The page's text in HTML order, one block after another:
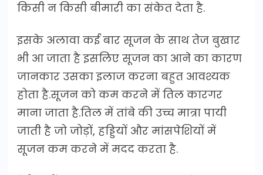
किसी न किसी बीमारी का संकेत देता है.
इसके अलावा कई बार सूजन के साथ तेज बुखार
भी आ जाता है इसलिए सूजन का आने का कारण
जानकार उसका इलाज करना बहुत आवश्यक
होता है.सूजन को कम करने में तिल कारगर
माना जाता है.तिल में तांबे की उच्च मात्रा पायी
जाती है जो जोड़ों, हड्डियों और मांसपेशियों में
सूजन कम करने में मदद करता है.